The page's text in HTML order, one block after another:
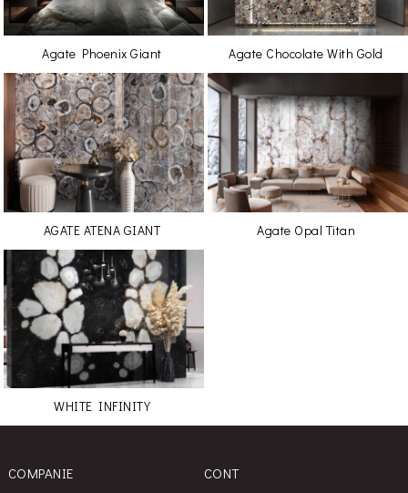
Agate Phoenix Giant Agate Chocolate With Gold
AGATE ATENA GIANT Agate Opal Titan
WHITE INFINITY
COMPANIE
CONT